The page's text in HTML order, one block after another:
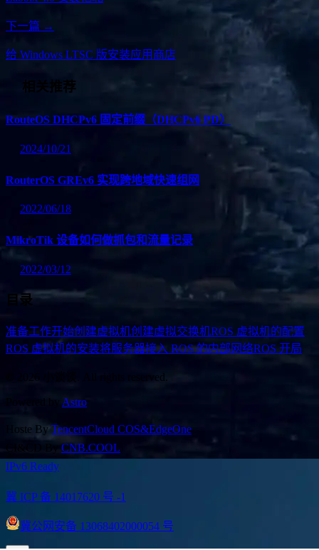
下一篇 →
给 Windows LTSC 版安装应用商店
相关推荐
RouteOS DHCPv6 固定前缀（DHCPv6 PD）
2024/10/21
RouterOS GREv6 实现跨地域快速组网
2022/06/18
MikroTik 设备如何做抓包和流量记录
2022/03/12
目录
准备工作开始创建虚拟机创建虚拟交换机ROS 虚拟机的配置
ROS 虚拟机的安装将服务器接入 ROS 的内部网络ROS 开局
© 2026 小谈谈. All rights reserved.
Powered by Astro
Hoste By TencentCloud COS&EdgeOne
CI&CD By CNB.COOL
IPv6 Ready
冀 ICP 备 14017620 号 -1
冀公网安备 13068402000054 号